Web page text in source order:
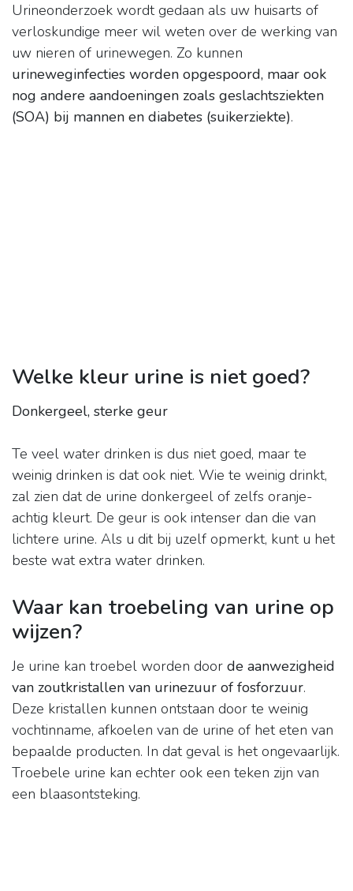
Urineonderzoek wordt gedaan als uw huisarts of
verloskundige meer wil weten over de werking van
uw nieren of urinewegen. Zo kunnen
urineweginfecties worden opgespoord, maar ook
nog andere aandoeningen zoals geslachtsziekten
(SOA) bij mannen en diabetes (suikerziekte).
Welke kleur urine is niet goed?
Donkergeel, sterke geur
Te veel water drinken is dus niet goed, maar te
weinig drinken is dat ook niet. Wie te weinig drinkt,
zal zien dat de urine donkergeel of zelfs oranje-
achtig kleurt. De geur is ook intenser dan die van
lichtere urine. Als u dit bij uzelf opmerkt, kunt u het
beste wat extra water drinken.
Waar kan troebeling van urine op
wijzen?
Je urine kan troebel worden door de aanwezigheid
van zoutkristallen van urinezuur of fosforzuur.
Deze kristallen kunnen ontstaan door te weinig
vochtinname, afkoelen van de urine of het eten van
bepaalde producten. In dat geval is het ongevaarlijk.
Troebele urine kan echter ook een teken zijn van
een blaasontsteking.